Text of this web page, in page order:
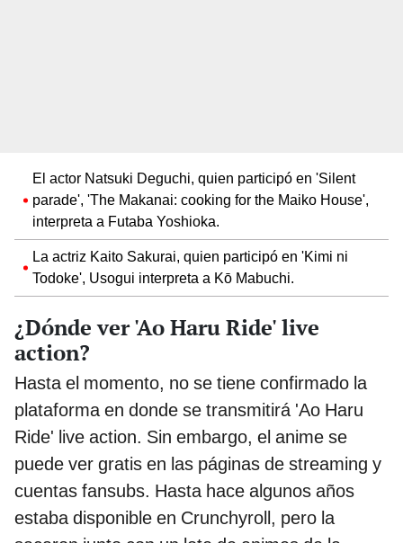
El actor Natsuki Deguchi, quien participó en 'Silent
parade', 'The Makanai: cooking for the Maiko House',
interpreta a Futaba Yoshioka.
La actriz Kaito Sakurai, quien participó en 'Kimi ni
Todoke', Usogui interpreta a Kō Mabuchi.
¿Dónde ver 'Ao Haru Ride' live
action?
Hasta el momento, no se tiene confirmado la
plataforma en donde se transmitirá 'Ao Haru
Ride' live action. Sin embargo, el anime se
puede ver gratis en las páginas de streaming y
cuentas fansubs. Hasta hace algunos años
estaba disponible en Crunchyroll, pero la